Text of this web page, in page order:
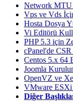
Network MTU
Vps ve Vds
Hosta Dosya
Vi Editörü
PHP 5.3 için
cPanel'de
Centos 5.x 64
Joomla
OpenVZ ve
VMware ESXi
Diğer